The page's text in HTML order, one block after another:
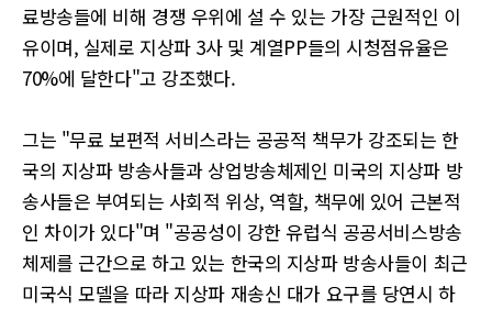
료방송들에 비해 경쟁 우위에 설 수 있는 가장 근원적인 이
유이며, 실제로 지상파 3사 및 계열PP들의 시청점유율은
70%에 달한다"고 강조했다.
그는 "무료 보편적 서비스라는 공공적 책무가 강조되는 한
국의 지상파 방송사들과 상업방송체제인 미국의 지상파 방
송사들은 부여되는 사회적 위상, 역할, 책무에 있어 근본적
인 차이가 있다"며 "공공성이 강한 유럽식 공공서비스방송
체제를 근간으로 하고 있는 한국의 지상파 방송사들이 최근
미국식 모델을 따라 지상파 재송신 대가 요구를 당연시 하